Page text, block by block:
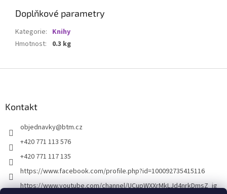
Doplňkové parametry
Kategorie: Knihy
Hmotnost: 0.3 kg
Kontakt
objednavky@btm.cz
+420 771 113 576
+420 771 117 135
https://www.facebook.com/profile.php?id=100092735415116
https://www.youtube.com/channel/UCupWXXrMkLJd4nrkDmsZ_ig